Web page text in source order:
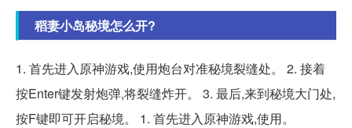
稻妻小岛秘境怎么开?
1. 首先进入原神游戏,使用炮台对准秘境裂缝处。 2. 接着
按Enter键发射炮弹,将裂缝炸开。 3. 最后,来到秘境大门处,
按F键即可开启秘境。 1. 首先进入原神游戏,使用。